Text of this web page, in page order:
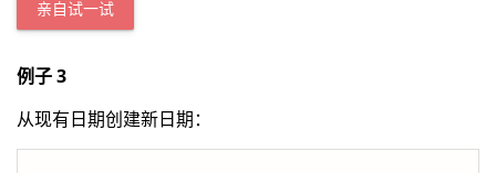
亲自试一试
例子 3
从现有日期创建新日期：